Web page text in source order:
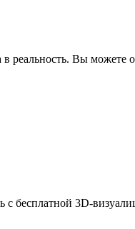
реальность. Вы можете
с бесплатной 3D-